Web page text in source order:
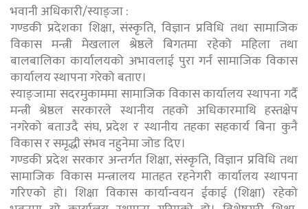
भवानी अधिकारी/स्याङ्जा :
गण्डकी प्रदेशका शिक्षा, संस्कृति, विज्ञान प्रविधि तथा सामाजिक
विकास मन्त्री मेखलाल श्रेष्ठले बिगतमा रहेको महिला तथा
बालबालिका कार्यालयको अभावलाई पुरा गर्न सामाजिक विकास
कार्यालय स्थापना गरेको बताए।
स्याङ्जामा सदरमुकाममा सामाजिक विकास कार्यालय स्थापना गर्दै
मन्त्री श्रेष्ठल सरकारले स्थानीय तहको अधिकारमाथि हस्तक्षेप
नगरेको बताउदै संघ, प्रदेश र स्थानीय तहका सहकार्य बिना कुनै
विकास र समृद्धी संभव नहुनेमा जोड दिए।
गण्डकी प्रदेश सरकार अन्तर्गत शिक्षा, संस्कृति, विज्ञान प्रविधि तथा
सामाजिक विकास मन्त्रालय मातहत रहनेगरी कार्यालय स्थापना
गरिएको हो। शिक्षा विकास कार्यान्वयन ईकाई (शिक्षा) रहेको